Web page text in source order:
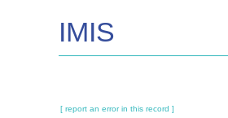
IMIS
[ report an error in this record ]